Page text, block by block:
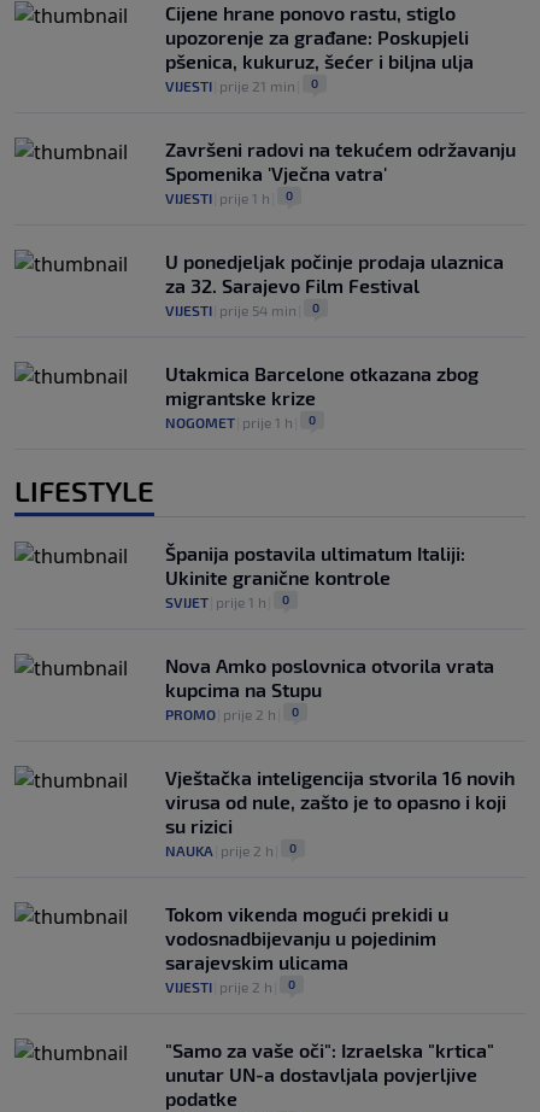
Cijene hrane ponovo rastu, stiglo
upozorenje za građane: Poskupjeli
pšenica, kukuruz, šećer i biljna ulja
VIJESTI prije 21 min 0
Završeni radovi na tekućem održavanju
Spomenika 'Vječna vatra'
VIJESTI prije 1 h 0
U ponedjeljak počinje prodaja ulaznica
za 32. Sarajevo Film Festival
VIJESTI prije 54 min 0
Utakmica Barcelone otkazana zbog
migrantske krize
NOGOMET prije 1 h 0
LIFESTYLE
Španija postavila ultimatum Italiji:
Ukinite granične kontrole
SVIJET prije 1 h 0
Nova Amko poslovnica otvorila vrata
kupcima na Stupu
PROMO prije 2 h 0
Vještačka inteligencija stvorila 16 novih
virusa od nule, zašto je to opasno i koji
su rizici
NAUKA prije 2 h 0
Tokom vikenda mogući prekidi u
vodosnadbijevanju u pojedinim
sarajevskim ulicama
VIJESTI prije 2 h 0
"Samo za vaše oči": Izraelska "krtica"
unutar UN-a dostavljala povjerljive
podatke